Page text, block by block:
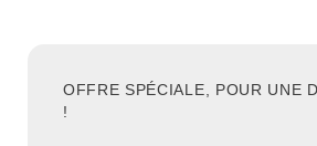
OFFRE SPÉCIALE, POUR UNE
!